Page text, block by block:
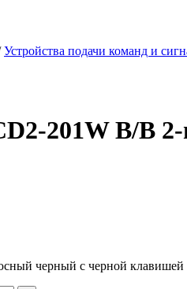
Устройства подачи команд и
201W B/B
черный с черной